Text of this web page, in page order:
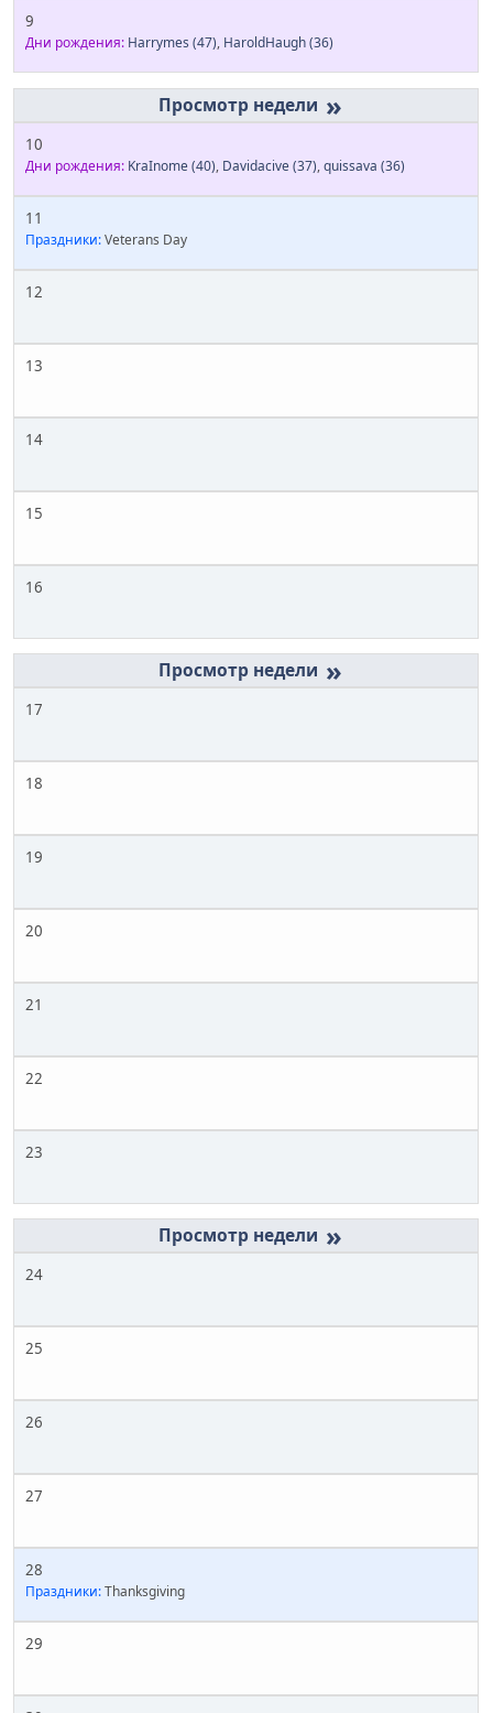
9
Дни рождения: Harrymes (47), HaroldHaugh(36)
»
10
Дни рождения: KraInome(40), Davidacive(37),quissava (36)
11
Праздники:Veterans Day
12
13
14
15
16
»
17
18
19
20
21
22
23
»
24
25
26
27
28
Праздники:Thanksgiving
29